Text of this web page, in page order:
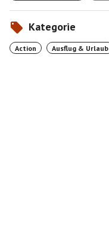
Kategorie
Action Ausflug & Urlaub